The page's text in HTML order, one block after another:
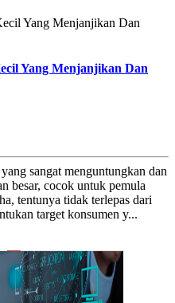
Yang Menjanjikan Dan
sangat menguntungkan dan
besar, cocok untuk pemula
tentunya tidak terlepas dari
target konsumen y...